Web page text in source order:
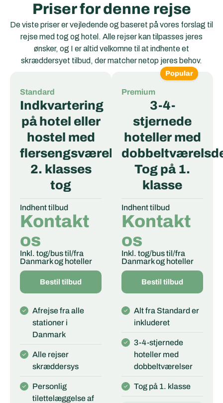
Priser for denne rejse
De viste priser er vejledende og baseret på vores forslag til
rejse med tog og hotel. Alle rejser kan tilpasses jeres
ønsker, og I er altid velkomne til at indhente et
skræddersyet tilbud, der matcher netop jeres behov.
Standard
Indkvartering
på hotel eller
hostel med
flersengsværelser
2. klasses
tog
Indhent tilbud
Kontakt
os
Inkl. tog/bus til/fra
Danmark og hoteller
Bestil tilbud
Afrejse fra alle
stationer i
Danmark
Alle rejser
skræddersys
Personlig
tilettelæggelse af
Premium
3-4-
stjernede
hoteller med
Tog på 1.
klasse
Indhent tilbud
Kontakt
os
Inkl. tog/bus til/fra
Danmark og hoteller
Bestil tilbud
Alt fra Standard er
inkluderet
3-4-stjernede
hoteller med
dobbeltværelser
Tog på 1. klasse
Popular